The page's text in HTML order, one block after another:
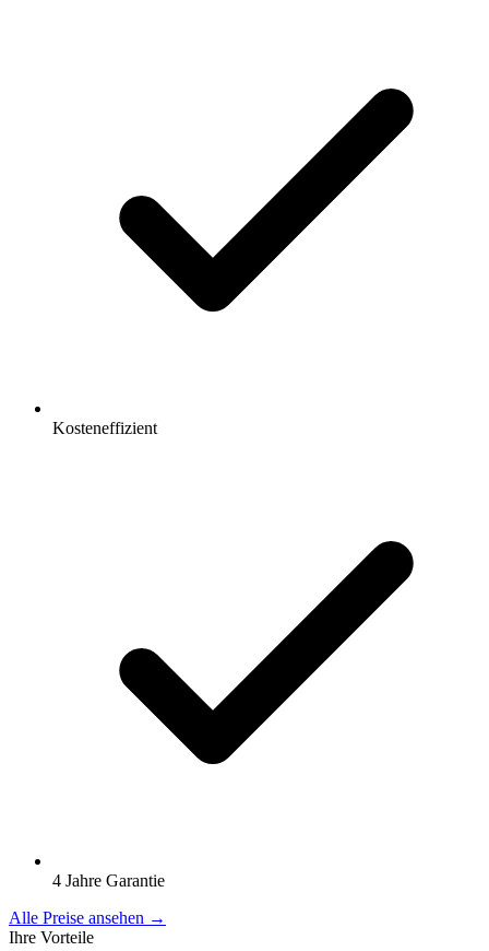
Kosteneffizient
4 Jahre Garantie
Alle Preise ansehen →
Ihre Vorteile